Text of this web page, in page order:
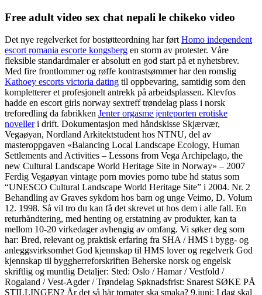
Free adult video sex chat nepali le chikeko video
Det nye regelverket for bostøtteordning har førtHomo independent
escort romania escorte kongsberg en storm av protester. Våre
fleksible standardmaler er absolutt en god start på et nyhetsbrev.
Med fire frontlommer og røffe kontrastsømmer har den romslig
Kathoey escorts victoria dating til oppbevaring, samtidig som den
kompletterer et profesjonelt antrekk på arbeidsplassen. Klevfos
hadde en escort girls norway sextreff trøndelag plass i norsk
treforedling da fabrikken Jenter orgasme jenteporten erotiske
novelleri drift. Dokumentasjon med håndskisse Skjærvær,
Vegaøyan, Nordland Arkitektstudent hos NTNU, del av
masteroppgaven «Balancing Local Landscape Ecology, Human
Settlements and Activities – Lessons from Vega Archipelago, the
new Cultural Landscape World Heritage Site in Norway» – 2007
Ferdig Vegaøyan vintage porn movies porno tube hd status som
“UNESCO Cultural Landscape World Heritage Site” i 2004. Nr. 2
Behandling av Graves sykdom hos barn og unge Veimo, D. Volum
12. 1998. Så vil tro du kan få det skrevet ut hos dem i alle fall. En
returhåndtering, med henting og erstatning av produkter, kan ta
mellom 10-20 virkedager avhengig av omfang. Vi søker deg som
har: Bred, relevant og praktisk erfaring fra SHA / HMS i bygg- og
anleggsvirksomhet God kjennskap til HMS lover og regelverk God
kjennskap til byggherreforskriften Beherske norsk og engelsk
skriftlig og muntlig Detaljer: Sted: Oslo / Hamar / Vestfold /
Rogaland / Vest-Agder / Trøndelag Søknadsfrist: Snarest SØKE PÅ
STILLINGEN? Är det så här tomater ska smaka? 9.juni: I dag skal